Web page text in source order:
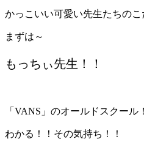
かっこいい可愛い先生たちのこ
まずは～
もっちぃ先生！！
「VANS」のオールドスクール
わかる！！その気持ち！！